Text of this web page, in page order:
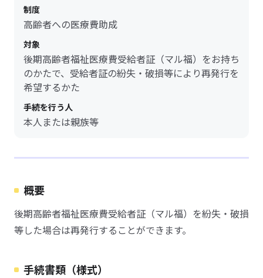
制度
高齢者への医療費助成
対象
後期高齢者福祉医療費受給者証（マル福）をお持ち
のかたで、受給者証の紛失・破損等により再発行を
希望するかた
手続を行う人
本人または親族等
概要
後期高齢者福祉医療費受給者証（マル福）を紛失・破損
等した場合は再発行することができます。
手続書類（様式）